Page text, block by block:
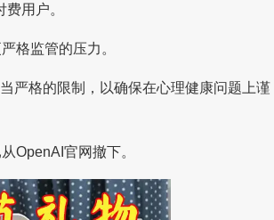
用户。
格监管的压力。
严格的限制，以确保在心理健康问题上谨
OpenAI官网撤下。